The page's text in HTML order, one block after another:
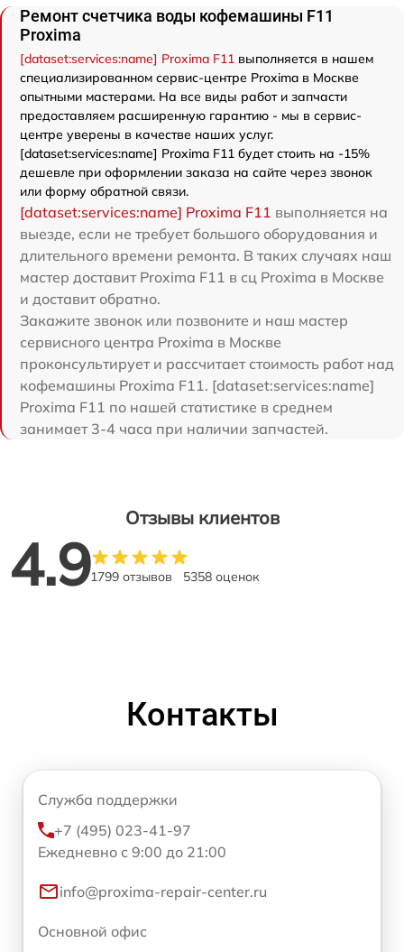
Ремонт счетчика воды кофемашины F11
Proxima
[dataset:services:name] Proxima F11 выполняется в нашем
специализированном сервис-центре Proxima в Москве
опытными мастерами. На все виды работ и запчасти
предоставляем расширенную гарантию - мы в сервис-
центре уверены в качестве наших услуг.
[dataset:services:name] Proxima F11 будет стоить на -15%
дешевле при оформлении заказа на сайте через звонок
или форму обратной связи.
[dataset:services:name] Proxima F11 выполняется на
выезде, если не требует большого оборудования и
длительного времени ремонта. В таких случаях наш
мастер доставит Proxima F11 в сц Proxima в Москве
и доставит обратно.
Закажите звонок или позвоните и наш мастер
сервисного центра Proxima в Москве
проконсультирует и рассчитает стоимость работ над
кофемашины Proxima F11. [dataset:services:name]
Proxima F11 по нашей статистике в среднем
занимает 3-4 часа при наличии запчастей.
Отзывы клиентов
4.91799 отзывов 5358 оценок
Контакты
Служба поддержки
+7 (495) 023-41-97
Ежедневно с 9:00 до 21:00
info@proxima-repair-center.ru
Основной офис